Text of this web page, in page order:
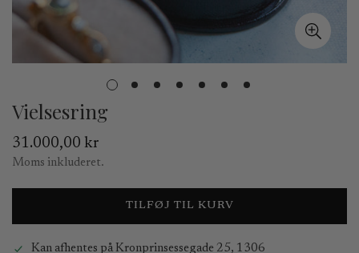
Vielsesring
Normal
pris
31.000,00 kr
Moms inkluderet.
TILFØJ TIL KURV
Kan afhentes på Kronprinsessegade 25, 1306